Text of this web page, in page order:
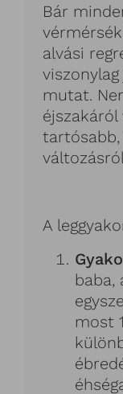
Bár
alvási
mutat.
éjszakáról
A
baba,
most